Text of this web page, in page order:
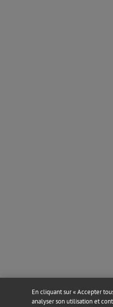
En cliquant sur « Accepter
analyser son utilisation et